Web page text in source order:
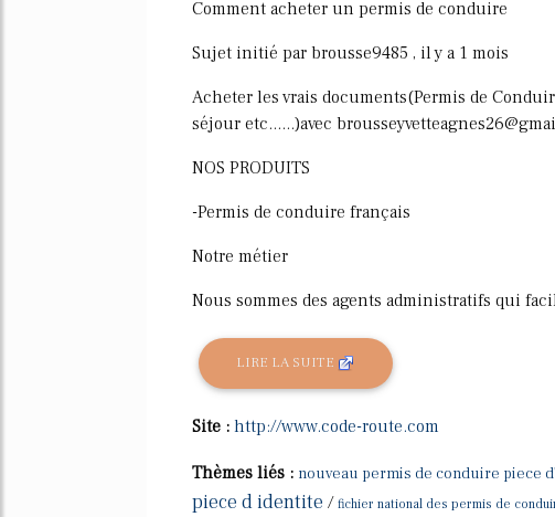
Comment acheter un permis de conduire
Sujet initié par brousse9485 , il y a 1 mois
Acheter les vrais documents(Permis de
séjour etc......)avec
NOS PRODUITS
-Permis de conduire français
Notre métier
Nous sommes des agents administratifs qui
LIRE LA SUITE
Site : http://www.code-route.com
Thèmes liés : nouveau permis de conduire piece
piece d identite / fichier national des permis de